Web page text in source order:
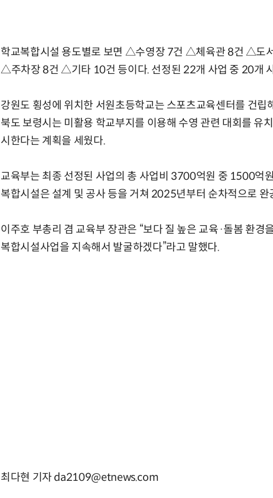
학교복합시설 용도별로 보면 △수영장 7건 △체육관 8건 △도
△주차장 8건 △기타 10건 등이다. 선정된 22개 사업 중 20개
강원도 횡성에 위치한 서원초등학교는 스포츠교육센터를 건립
북도 보령시는 미활용 학교부지를 이용해 수영 관련 대회를 유
시한다는 계획을 세웠다.
교육부는 최종 선정된 사업의 총 사업비 3700억원 중 1500억
복합시설은 설계 및 공사 등을 거쳐 2025년부터 순차적으로 완
이주호 부총리 겸 교육부 장관은 “보다 질 높은 교육·돌봄 환경
복합시설사업을 지속해서 발굴하겠다”라고 말했다.
최다현 기자 da2109@etnews.com